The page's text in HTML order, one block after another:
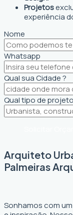
Projetos
experiência
Nome
Whatsapp
Qual sua Cidade ?
Qual tipo de
Arquiteto
Palmeiras
Sonhamos com